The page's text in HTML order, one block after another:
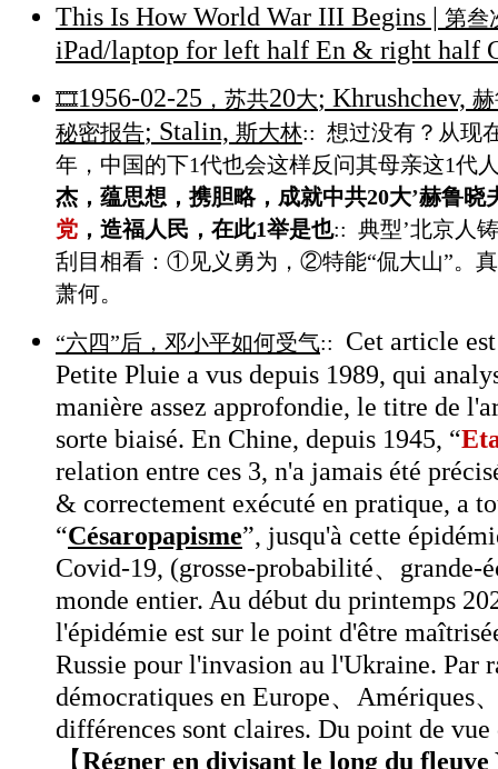
This Is How World War III Begins | 第叁
iPad/laptop for left half En & right half
🎞️1956-02-25 ，苏共20大; Khrushchev,
秘密报告; Stalin, 斯大林:: 想过没有？从现
年，中国的下1代也会这样反问其母亲这1代
杰，蕴思想，携胆略，成就中共20大’赫鲁晓
党 ，造福人民，在此1举是也:: 典型’北京人
刮目相看： ①见义勇为， ②特能“侃大山”。
萧何。
“六四”后，邓小平如何受气::
Cet article
Petite Pluie a vus depuis 1989, qui
manière assez approfondie, le titre de
sorte biaisé. En Chine, depuis 1945, “
relation entre ces 3, n'a jamais été
& correctement exécuté en pratique, a
“Césaropapisme”, jusqu'à cette
Covid-19, (grosse-probabilité、grande-
monde entier. Au début du printemps
l'épidémie est sur le point d'être
Russie pour l'invasion au l'Ukraine. Par
démocratiques en Europe、Amériques
différences sont claires. Du point de
【Régner en divisant le long du fleuve